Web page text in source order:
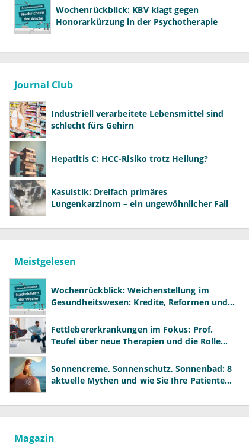
Wochenrückblick: KBV klagt gegen
Honorarkürzung in der Psychotherapie
Journal Club
Industriell verarbeitete Lebensmittel sind
schlecht fürs Gehirn
Hepatitis C: HCC-Risiko trotz Heilung?
Kasuistik: Dreifach primäres
Lungenkarzinom – ein ungewöhnlicher Fall
Meistgelesen
Wochenrückblick: Weichenstellung im
Gesundheitswesen: Kredite, Reformen und
Fettlebererkrankungen im Fokus: Prof.
Teufel über neue Therapien und die Rolle
Sonnencreme, Sonnenschutz, Sonnenbad: 8
aktuelle Mythen und wie Sie Ihre Patienten
Magazin